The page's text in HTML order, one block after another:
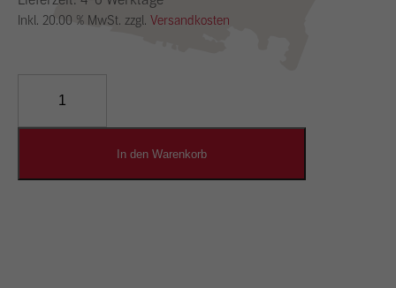
Inkl. 20.00 % MwSt. zzgl. Versandkosten
Designputz
In den Warenkorb